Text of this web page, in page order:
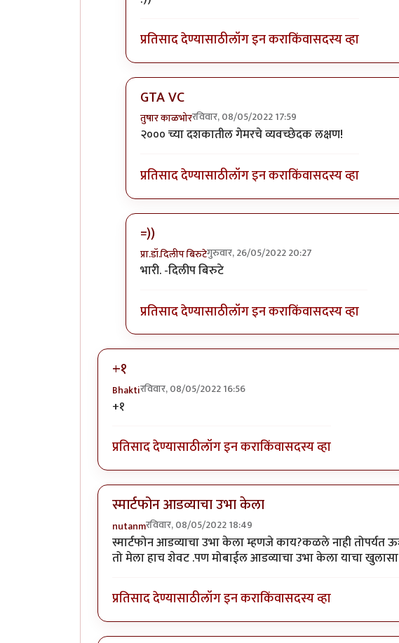
प्रतिसाद देण्यासाठीलॉग इन कराकिंवासदस्य व्हा
GTA VC
तुषार काळभोररविवार, 08/05/2022 17:59
In reply to+१ पब जी कि जिटीएवाय सिटीbyसुरसंगम
२००० च्या दशकातील गेमरचे व्यवच्छेदक लक्षण!
प्रतिसाद देण्यासाठीलॉग इन कराकिंवासदस्य व्हा
=))
प्रा.डॉ.दिलीप बिरुटेगुरुवार, 26/05/2022 20:27
In reply to+१ पब जी कि जिटीएवाय सिटी
भारी. -दिलीप बिरुटे
प्रतिसाद देण्यासाठीलॉग इन कराकिंवासदस्य व्हा
+१
Bhaktiरविवार, 08/05/2022 16:56
+१
प्रतिसाद देण्यासाठीलॉग इन कराकिंवासदस्य व्हा
स्मार्टफोन आडव्याचा उभा केला
nutanmरविवार, 08/05/2022 18:49
स्मार्टफोन आडव्याचा उभा केला म्हणजे काय?कळले नाही
तो मेला हाच शेवट .पण मोबाईल आडव्याचा उभा केला याचा
प्रतिसाद देण्यासाठीलॉग इन कराकिंवासदस्य व्हा